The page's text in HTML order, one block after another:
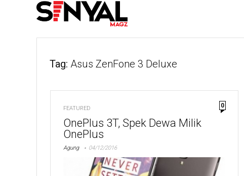
Tag: Asus ZenFone 3 Deluxe
FEATURED 0
OnePlus 3T, Spek Dewa Milik
OnePlus
Agung 04/12/2016